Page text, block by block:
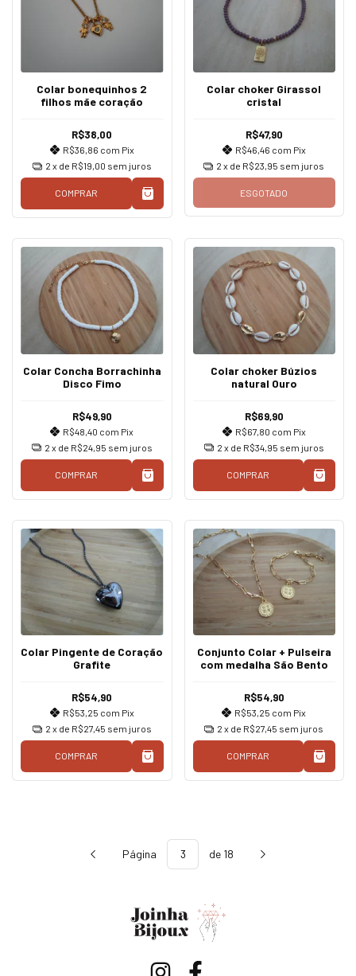
Colar bonequinhos 2
filhos mãe coração
R$38,00
R$36,86 com Pix
2 x de R$19,00 sem juros
COMPRAR
Colar choker Girassol
cristal
R$47,90
R$46,46 com Pix
2 x de R$23,95 sem juros
ESGOTADO
Colar Concha Borrachinha
Disco Fimo
R$49,90
R$48,40 com Pix
2 x de R$24,95 sem juros
COMPRAR
Colar choker Búzios
natural Ouro
R$69,90
R$67,80 com Pix
2 x de R$34,95 sem juros
COMPRAR
Colar Pingente de Coração
Grafite
R$54,90
R$53,25 com Pix
2 x de R$27,45 sem juros
COMPRAR
Conjunto Colar + Pulseira
com medalha São Bento
R$54,90
R$53,25 com Pix
2 x de R$27,45 sem juros
COMPRAR
Página de 18